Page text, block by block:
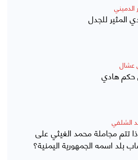
الدميني
المثير للجدل
عشال
هادي
الشلفي
تتم مجاملة محمد الغيثي على
بلد اسمه الجمهورية اليمنية؟